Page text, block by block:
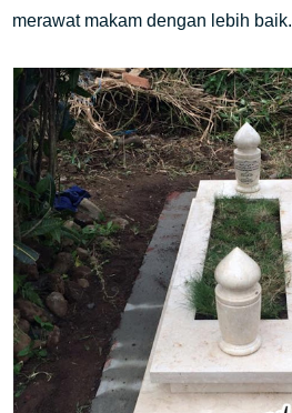
merawat makam dengan lebih baik.